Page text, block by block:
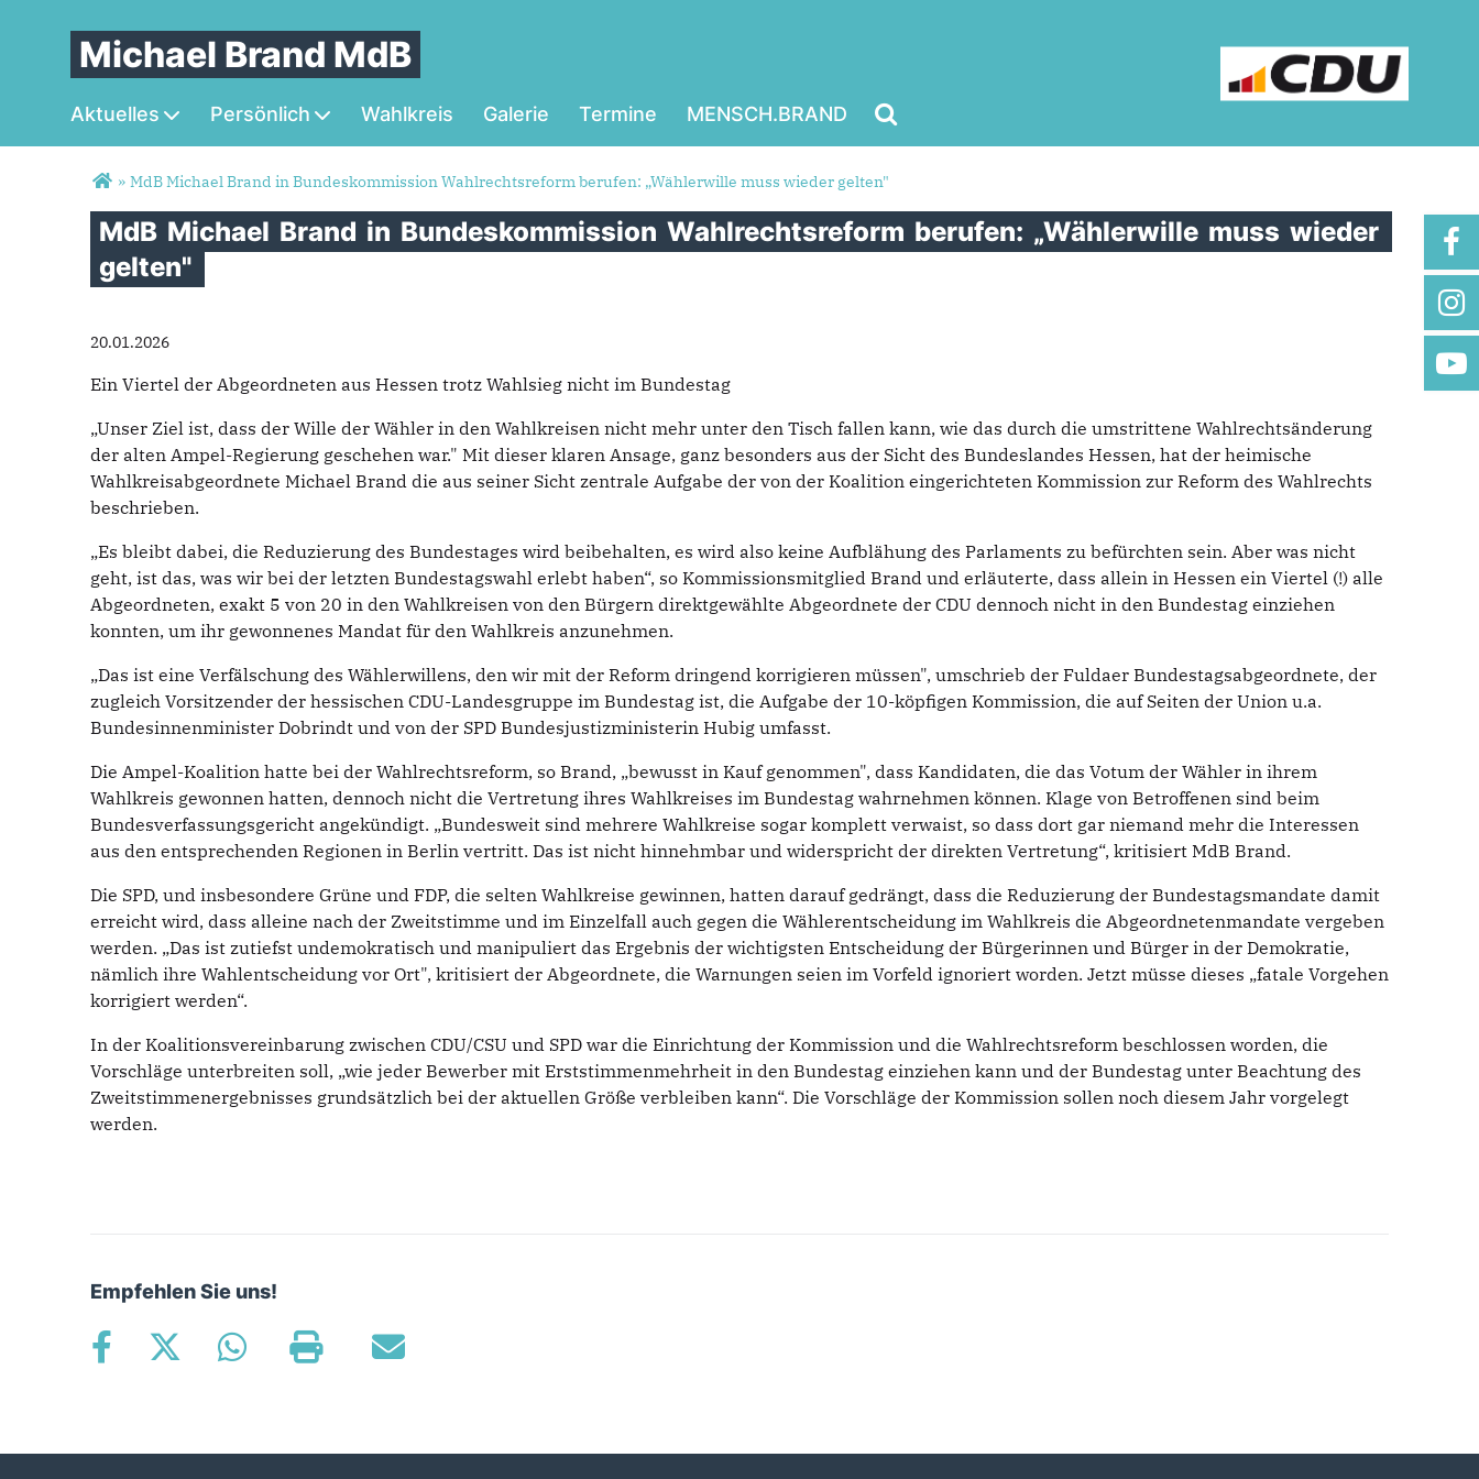
Michael Brand MdB
Aktuelles Persönlich Wahlkreis Galerie Termine MENSCH.BRAND
Sie sind hier
» MdB Michael Brand in Bundeskommission Wahlrechtsreform berufen: „Wählerwille muss wieder gelten"
MdB Michael Brand in Bundeskommission Wahlrechtsreform berufen: „Wählerwille muss wieder
gelten"
20.01.2026
Ein Viertel der Abgeordneten aus Hessen trotz Wahlsieg nicht im Bundestag
„Unser Ziel ist, dass der Wille der Wähler in den Wahlkreisen nicht mehr unter den Tisch fallen kann, wie das durch die umstrittene Wahlrechtsänderung
der alten Ampel-Regierung geschehen war." Mit dieser klaren Ansage, ganz besonders aus der Sicht des Bundeslandes Hessen, hat der heimische
Wahlkreisabgeordnete Michael Brand die aus seiner Sicht zentrale Aufgabe der von der Koalition eingerichteten Kommission zur Reform des Wahlrechts
beschrieben.
„Es bleibt dabei, die Reduzierung des Bundestages wird beibehalten, es wird also keine Aufblähung des Parlaments zu befürchten sein. Aber was nicht
geht, ist das, was wir bei der letzten Bundestagswahl erlebt haben“, so Kommissionsmitglied Brand und erläuterte, dass allein in Hessen ein Viertel (!) alle
Abgeordneten, exakt 5 von 20 in den Wahlkreisen von den Bürgern direktgewählte Abgeordnete der CDU dennoch nicht in den Bundestag einziehen
konnten, um ihr gewonnenes Mandat für den Wahlkreis anzunehmen.
„Das ist eine Verfälschung des Wählerwillens, den wir mit der Reform dringend korrigieren müssen", umschrieb der Fuldaer Bundestagsabgeordnete, der
zugleich Vorsitzender der hessischen CDU-Landesgruppe im Bundestag ist, die Aufgabe der 10-köpfigen Kommission, die auf Seiten der Union u.a.
Bundesinnenminister Dobrindt und von der SPD Bundesjustizministerin Hubig umfasst.
Die Ampel-Koalition hatte bei der Wahlrechtsreform, so Brand, „bewusst in Kauf genommen", dass Kandidaten, die das Votum der Wähler in ihrem
Wahlkreis gewonnen hatten, dennoch nicht die Vertretung ihres Wahlkreises im Bundestag wahrnehmen können. Klage von Betroffenen sind beim
Bundesverfassungsgericht angekündigt. „Bundesweit sind mehrere Wahlkreise sogar komplett verwaist, so dass dort gar niemand mehr die Interessen
aus den entsprechenden Regionen in Berlin vertritt. Das ist nicht hinnehmbar und widerspricht der direkten Vertretung“, kritisiert MdB Brand.
Die SPD, und insbesondere Grüne und FDP, die selten Wahlkreise gewinnen, hatten darauf gedrängt, dass die Reduzierung der Bundestagsmandate damit
erreicht wird, dass alleine nach der Zweitstimme und im Einzelfall auch gegen die Wählerentscheidung im Wahlkreis die Abgeordnetenmandate vergeben
werden. „Das ist zutiefst undemokratisch und manipuliert das Ergebnis der wichtigsten Entscheidung der Bürgerinnen und Bürger in der Demokratie,
nämlich ihre Wahlentscheidung vor Ort", kritisiert der Abgeordnete, die Warnungen seien im Vorfeld ignoriert worden. Jetzt müsse dieses „fatale Vorgehen
korrigiert werden“.
In der Koalitionsvereinbarung zwischen CDU/CSU und SPD war die Einrichtung der Kommission und die Wahlrechtsreform beschlossen worden, die
Vorschläge unterbreiten soll, „wie jeder Bewerber mit Erststimmenmehrheit in den Bundestag einziehen kann und der Bundestag unter Beachtung des
Zweitstimmenergebnisses grundsätzlich bei der aktuellen Größe verbleiben kann“. Die Vorschläge der Kommission sollen noch diesem Jahr vorgelegt
werden.
Empfehlen Sie uns!